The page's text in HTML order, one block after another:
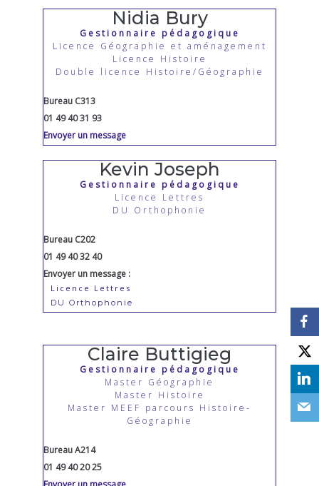
Nidia Bury
Gestionnaire pédagogique
Licence Géographie et aménagement
Licence Histoire
Double licence Histoire/Géographie
Bureau C313
01 49 40 31 93
Envoyer un message
Kevin Joseph
Gestionnaire pédagogique
Licence Lettres
DU Orthophonie
Bureau C202
01 49 40 32 40
Envoyer un message :
Licence Lettres
DU Orthophonie
Claire Buttigieg
Gestionnaire pédagogique
Master Géographie
Master Histoire
Master MEEF parcours Histoire-
Géographie
Bureau A214
01 49 40 20 25